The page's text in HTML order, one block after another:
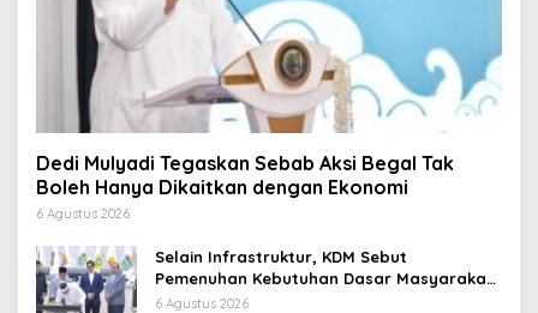
Dedi Mulyadi Tegaskan Sebab Aksi Begal Tak
Boleh Hanya Dikaitkan dengan Ekonomi
6 Agustus 2026
Selain Infrastruktur, KDM Sebut
Pemenuhan Kebutuhan Dasar Masyarakat
Jadi Fokus APBD Jabar 2027
6 Agustus 2026